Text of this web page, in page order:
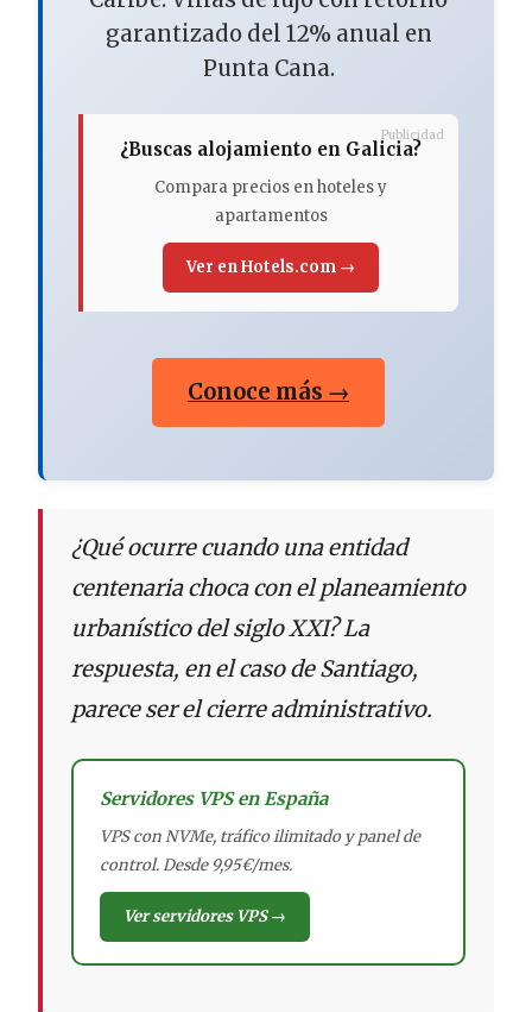
garantizado del 12% anual en
Punta Cana.
¿Buscas alojamiento en Galicia?
Compara precios en hoteles y
apartamentos
Ver en Hotels.com →
Publicidad
Conoce más →
¿Qué ocurre cuando una entidad
centenaria choca con el planeamiento
urbanístico del siglo XXI? La
respuesta, en el caso de Santiago,
parece ser el cierre administrativo.
Servidores VPS en España
VPS con NVMe, tráfico ilimitado y panel de
control. Desde 9,95€/mes.
Ver servidores VPS →